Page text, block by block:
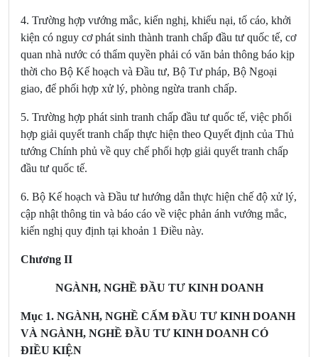
4. Trường hợp vướng mắc, kiến nghị, khiếu nại, tố cáo, khởi
kiện có nguy cơ phát sinh thành tranh chấp đầu tư quốc tế, cơ
quan nhà nước có thẩm quyền phải có văn bản thông báo kịp
thời cho Bộ Kế hoạch và Đầu tư, Bộ Tư pháp, Bộ Ngoại
giao, để phối hợp xử lý, phòng ngừa tranh chấp.
5. Trường hợp phát sinh tranh chấp đầu tư quốc tế, việc phối
hợp giải quyết tranh chấp thực hiện theo Quyết định của Thủ
tướng Chính phủ về quy chế phối hợp giải quyết tranh chấp
đầu tư quốc tế.
6. Bộ Kế hoạch và Đầu tư hướng dẫn thực hiện chế độ xử lý,
cập nhật thông tin và báo cáo về việc phản ánh vướng mắc,
kiến nghị quy định tại khoản 1 Điều này.
Chương II
NGÀNH, NGHỀ ĐẦU TƯ KINH DOANH
Mục 1. NGÀNH, NGHỀ CẤM ĐẦU TƯ KINH DOANH
VÀ NGÀNH, NGHỀ ĐẦU TƯ KINH DOANH CÓ
ĐIỀU KIỆN